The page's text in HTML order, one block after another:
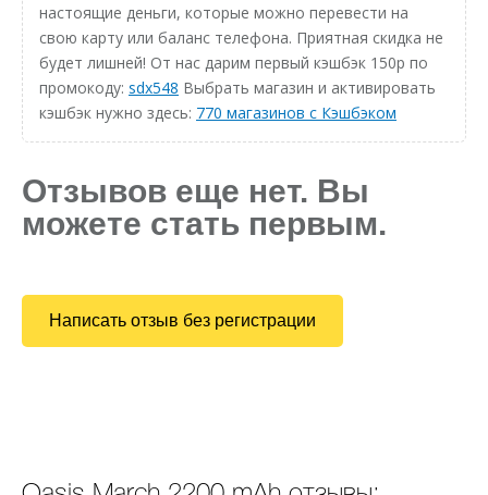
настоящие деньги, которые можно перевести на
свою карту или баланс телефона. Приятная скидка не
будет лишней! От нас дарим первый кэшбэк 150р по
промокоду: sdx548 Выбрать магазин и активировать
кэшбэк нужно здесь: 770 магазинов с Кэшбэком
Отзывов еще нет. Вы
можете стать первым.
Написать отзыв без регистрации